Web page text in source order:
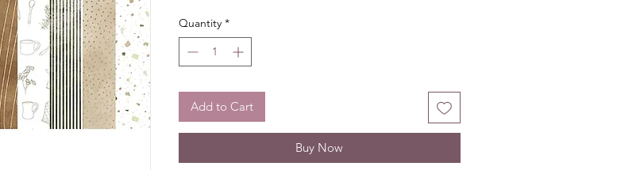
Quantity *
Add to Cart
Buy Now